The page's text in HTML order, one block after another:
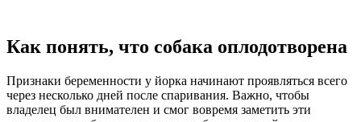
Как понять, что собака оплодотворена
Признаки беременности у йорка начинают проявляться всего
через несколько дней после спаривания. Важно, чтобы
владелец был внимателен и смог вовремя заметить эти